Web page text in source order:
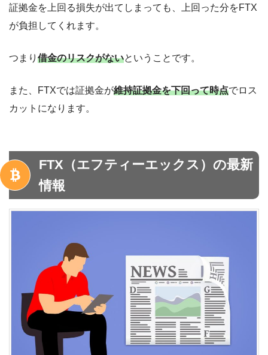
証拠金を上回る損失が出てしまっても、上回った分をFTX
が負担してくれます。
つまり 借金のリスクがないということです。
また、FTXでは証拠金が維持証拠金を下回って時点でロス
カットになります。
FTX（エフティーエックス）の最新
情報